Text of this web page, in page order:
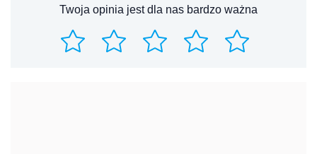
Twoja opinia jest dla nas bardzo ważna